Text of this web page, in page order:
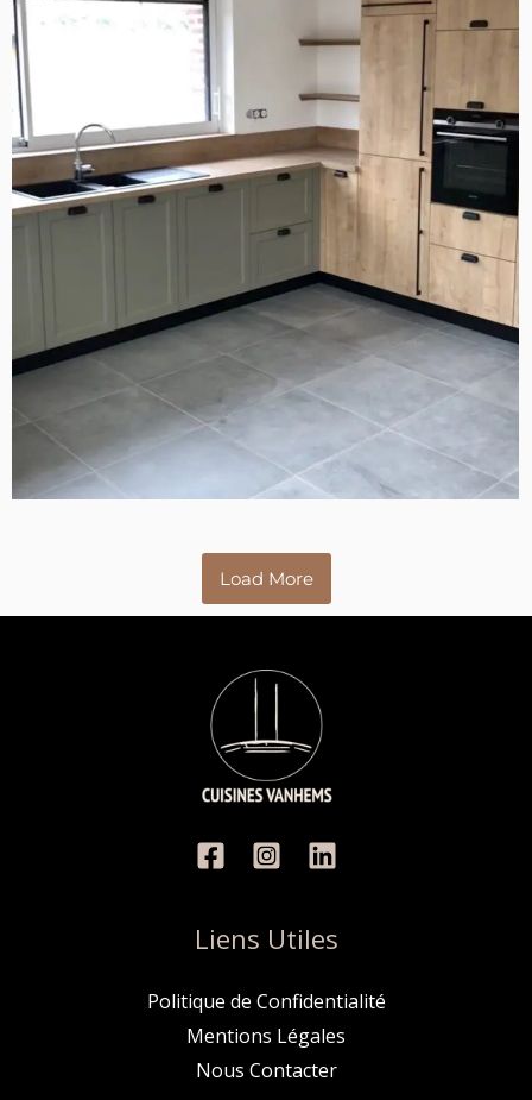
Load More
Liens Utiles
Politique de Confidentialité
Mentions Légales
Nous Contacter